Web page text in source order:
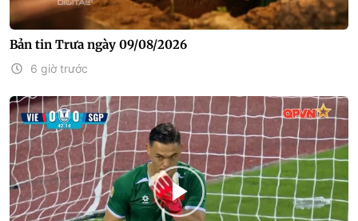
Bản tin Trưa ngày 09/08/2026
6 giờ trước